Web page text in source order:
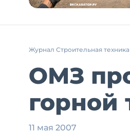
Журнал Строительная
ОМЗ
горной
11 мая 2007